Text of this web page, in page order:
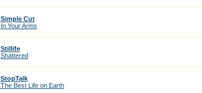
Simple Cut
In Your Arms
Stillife
Shattered
StopTalk
The Best Life on Earth